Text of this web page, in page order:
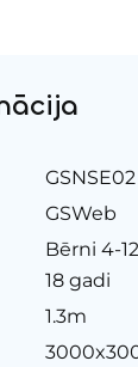
GSNSE02
GSWeb
Bērni 4-
18 gadi
1.3m